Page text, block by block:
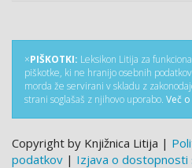
×PIŠKOTKI: Leksikon Litija za
piškotke, ki ne hranijo osebnih
morda že servirani v skladu z
strani soglašaš z njihovo uporabo. Več
Copyright by Knjižnica Litija |
podatkov | Izjava o dostopnosti